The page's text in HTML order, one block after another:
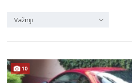
PRETRAŽI
Važniji
10